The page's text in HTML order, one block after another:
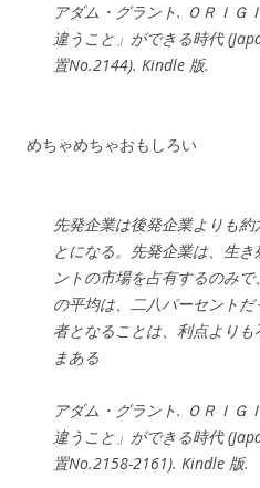
アダム・グラント. ＯＲＩ
違うこと」ができる時代
置No.2144). Kindle 版.
めちゃめちゃおもしろい
先発企業は後発企業よりも
とになる。先発企業は、生
ントの市場を占有するのみ
の平均は、二八パーセント
者となることは、利点より
まある
アダム・グラント. ＯＲＩ
違うこと」ができる時代
置No.2158-2161). Kindle 版.